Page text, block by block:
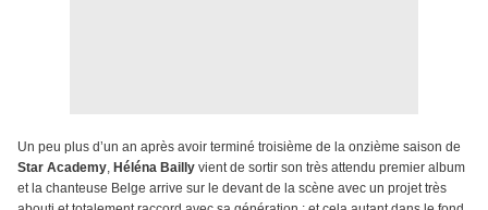
Un peu plus d’un an après avoir terminé troisième de la onzième saison de
Star Academy, Héléna Bailly vient de sortir son très attendu premier album
et la chanteuse Belge arrive sur le devant de la scène avec un projet très